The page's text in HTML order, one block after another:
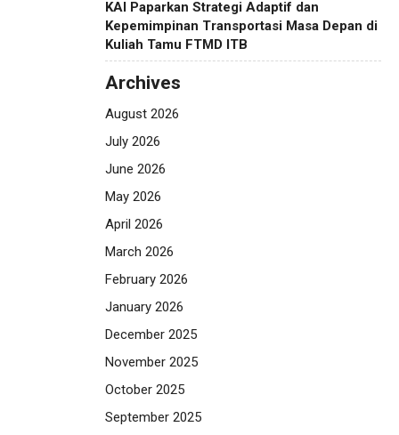
KAI Paparkan Strategi Adaptif dan
Kepemimpinan Transportasi Masa Depan di
Kuliah Tamu FTMD ITB
Archives
August 2026
July 2026
June 2026
May 2026
April 2026
March 2026
February 2026
January 2026
December 2025
November 2025
October 2025
September 2025